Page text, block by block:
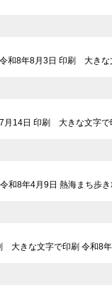
和8年8月3日 印刷 大き
月14日 印刷 大きな文字
和8年4月9日 熱海まち歩
大きな文字で印刷 令和